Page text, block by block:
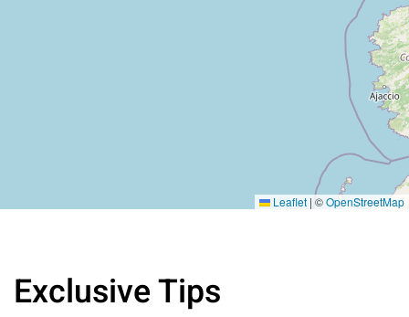
Leaflet | ©OpenStreetMap
Exclusive Tips